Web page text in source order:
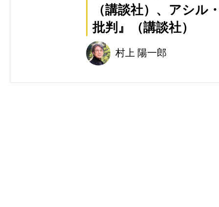
（講談社）、アシル
批判』（講談社）
村上 陽一郎